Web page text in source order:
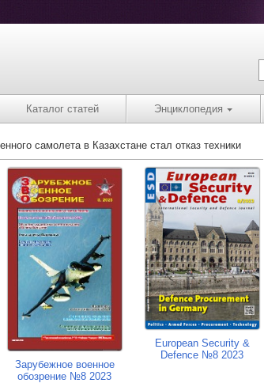
Каталог статей Энциклопедия
самолета в Казахстане стал отказ техники
Зарубежное военное
обозрение №8 2023
European Security &
Defence №8 2023